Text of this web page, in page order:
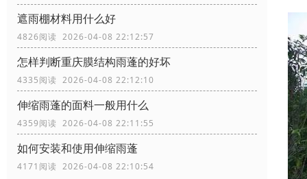
遮雨棚材料用什么好
4826阅读 2026-04-08 22:12:57
怎样判断重庆膜结构雨蓬的好坏
4335阅读 2026-04-08 22:12:10
伸缩雨蓬的面料一般用什么
4359阅读 2026-04-08 22:11:55
如何安装和使用伸缩雨蓬
4171阅读 2026-04-08 22:10:54